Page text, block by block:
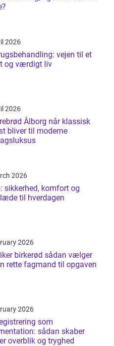
2026
vejen til et
og værdigt liv
2026
Ålborg når klassisk
bliver til moderne
2026
sikkerhed, komfort og
til hverdagen
2026
sådan vælger
rette fagmand til opgaven
2026
som
sådan skaber
overblik og tryghed